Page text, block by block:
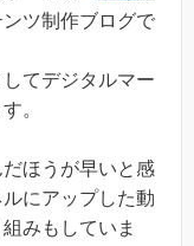
ツ制作ブログで
てデジタルマー
。
ほうが早いと感
にアップした動
みもしていま